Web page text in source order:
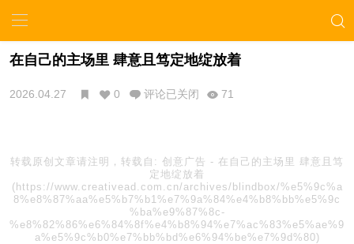
在自己的主场里 肆意且笃定地绽放着
2026.04.27 0 评论已关闭 71
转载原创文章请注明，转载自: 创意广告 - 在自己的主场里 肆意且笃
定地绽放着
(https://www.creativead.com.cn/archives/blindbox/%e5%9c%a
8%e8%87%aa%e5%b7%b1%e7%9a%84%e4%b8%bb%e5%9c
%ba%e9%87%8c-
%e8%82%86%e6%84%8f%e4%b8%94%e7%ac%83%e5%ae%9
a%e5%9c%b0%e7%bb%bd%e6%94%be%e7%9d%80)